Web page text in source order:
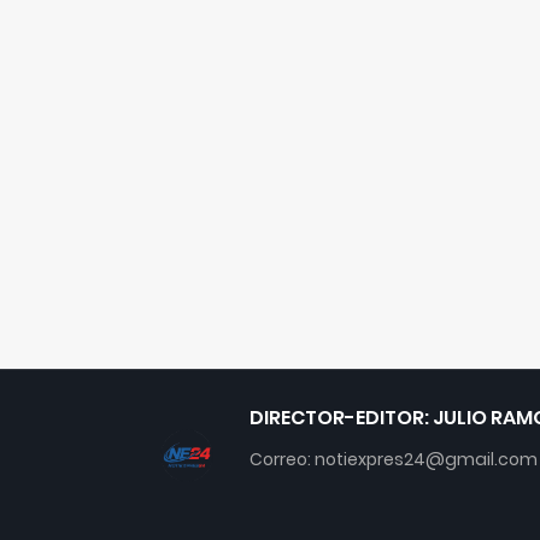
DIRECTOR-EDITOR: JULIO
Correo: notiexpres24@gmail.com